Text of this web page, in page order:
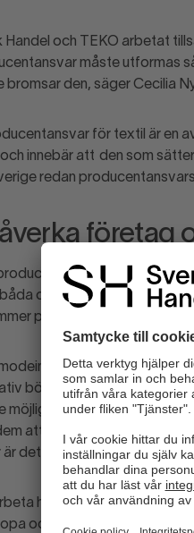
Handel och TEKO arbetat
måste utformas
bromsar den, säger Cecilia
för textil är en
innebär att den som
redan
företag
för textil
organisationerna.
påbörjas inom kort.
består av
börda och om deras
möjlighet att göra stora
att det svenska
det en så viktig fråga för
hårt varje dag för att
och Sverige måste